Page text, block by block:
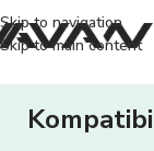
Skip to navigation
Skip to main content